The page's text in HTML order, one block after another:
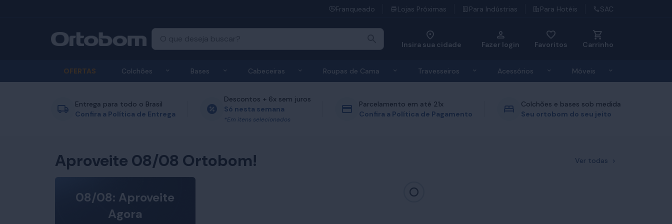
Franqueado Lojas Próximas Para Indústrias Para Hotéis SAC
Insira sua cidade Fazer login Favoritos Carrinho
OFERTAS Colchões Exibir submenu de Colchões
Bases Exibir submenu de Bases
Cabeceiras Exibir submenu de Cabeceiras
Roupas de Cama Exibir submenu de Roupas de Cama
Travesseiros Exibir submenu de Travesseiros
Acessórios Exibir submenu de Acessórios
Móveis
Entrega para todo o Brasil
Confira a Política de Entrega
Descontos + 6x sem juros
Só nesta semana
*Em itens selecionados
Parcelamento em até 21x
Confira a Política de Pagamento
Colchões e bases sob medida
Seu ortobom do seu jeito
Aproveite 08/08 Ortobom! Ver todas
08/08: Aproveite
Agora